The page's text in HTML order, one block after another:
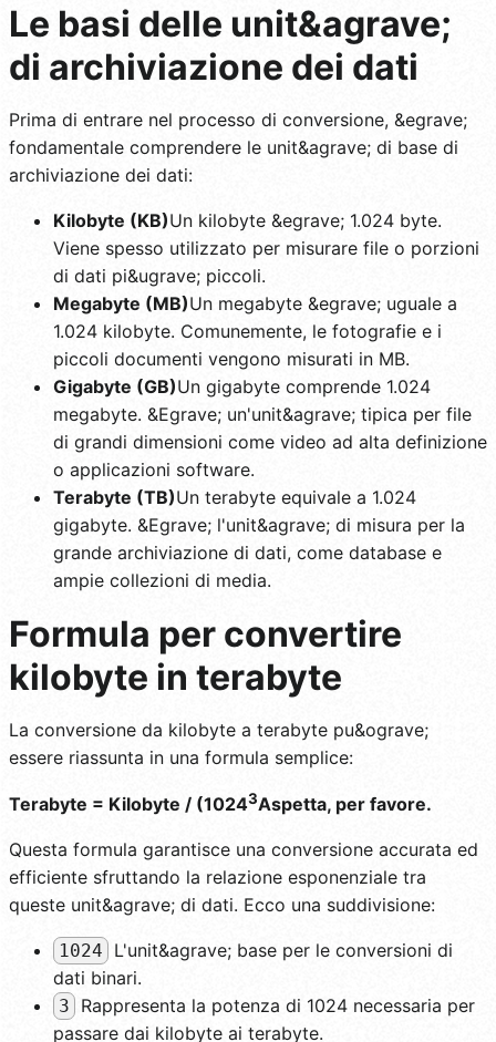
Le basi delle unit&agrave;
di archiviazione dei dati
Prima di entrare nel processo di conversione, &egrave;
fondamentale comprendere le unit&agrave; di base di
archiviazione dei dati:
Kilobyte (KB)Un kilobyte &egrave; 1.024 byte.
Viene spesso utilizzato per misurare file o porzioni
di dati pi&ugrave; piccoli.
Megabyte (MB)Un megabyte &egrave; uguale a
1.024 kilobyte. Comunemente, le fotografie e i
piccoli documenti vengono misurati in MB.
Gigabyte (GB)Un gigabyte comprende 1.024
megabyte. &Egrave; un'unit&agrave; tipica per file
di grandi dimensioni come video ad alta definizione
o applicazioni software.
Terabyte (TB)Un terabyte equivale a 1.024
gigabyte. &Egrave; l'unit&agrave; di misura per la
grande archiviazione di dati, come database e
ampie collezioni di media.
Formula per convertire
kilobyte in terabyte
La conversione da kilobyte a terabyte pu&ograve;
essere riassunta in una formula semplice:
Terabyte = Kilobyte / (10243Aspetta, per favore.
Questa formula garantisce una conversione accurata ed
efficiente sfruttando la relazione esponenziale tra
queste unit&agrave; di dati. Ecco una suddivisione:
1024
L'unit&agrave; base per le conversioni di
dati binari.
3
Rappresenta la potenza di 1024 necessaria per
passare dai kilobyte ai terabyte.